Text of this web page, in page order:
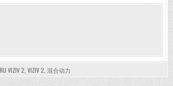
VIZIV 2 ,VIZIV 2 ,混合动力